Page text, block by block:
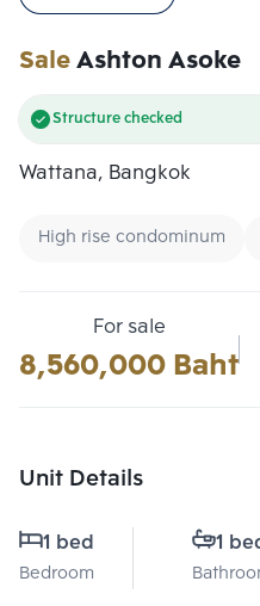
SaleAshton Asoke
Structure checked
Wattana, Bangkok
High rise condominum
For sale
8,560,000 Baht
Unit Details
1 bed
Bedroom
1